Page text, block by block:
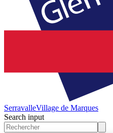
SerravalleVillage de Marques
Search input